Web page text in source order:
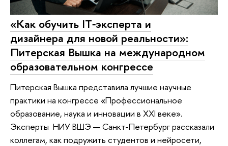
«Как обучить IT‑эксперта и
дизайнера для новой реальности»:
Питерская Вышка на международном
образовательном конгрессе
Питерская Вышка представила лучшие научные
практики на конгрессе «Профессиональное
образование, наука и инновации в XXI веке».
Эксперты НИУ ВШЭ — Санкт-Петербург рассказали
коллегам, как подружить студентов и нейросети,